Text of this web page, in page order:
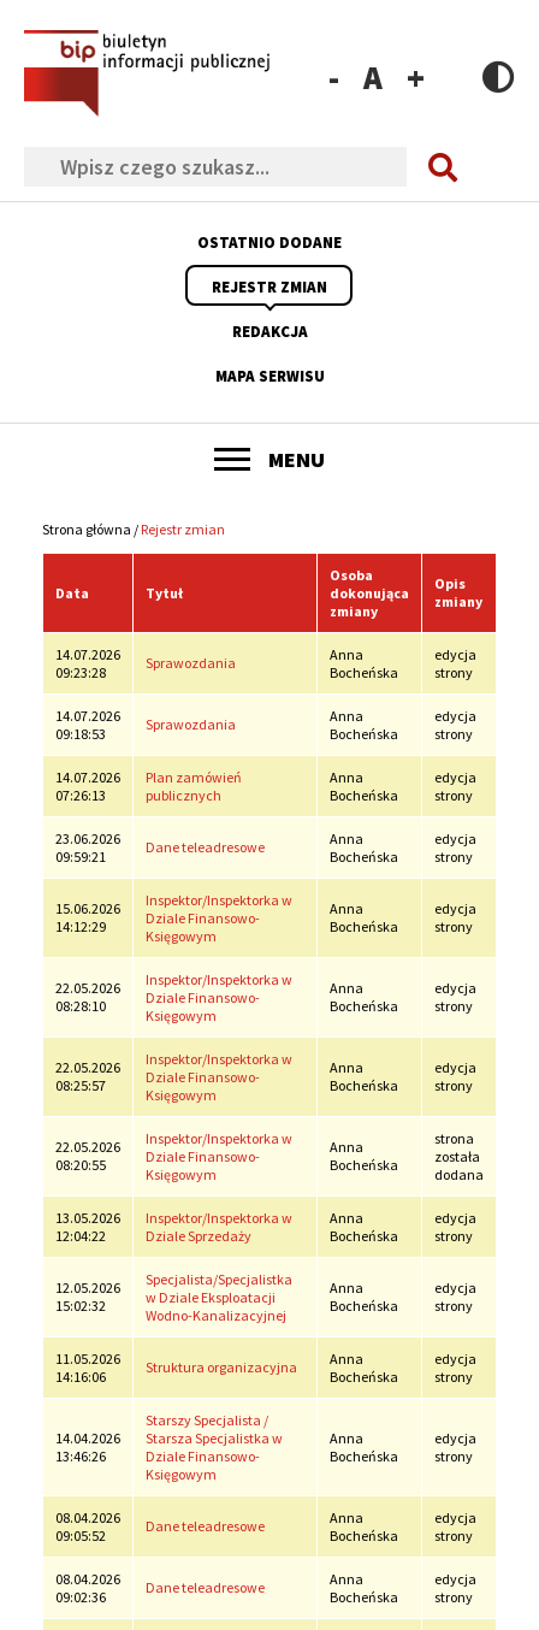
Przejdź
menu
Przejdź
treści
Przejdź
wyszukiwania
Przejdź
stopki
Szukaj
czcionkiczcionki
OSTATNIO DODANE
REJESTR ZMIAN
REDAKCJA
MAPA SERWISU
menu
POKAŻ
MENU
Ścieżka
nawigacyjna
Strona główna Rejestr zmian
Data Tytuł
Osoba
dokonująca
zmiany
Opis
zmiany
14.07.2026
09:23:28
Sprawozdania
Anna
Bocheńska
edycja
strony
14.07.2026
09:18:53
Sprawozdania
Anna
Bocheńska
edycja
strony
14.07.2026
07:26:13
Plan zamówień
publicznych
Anna
Bocheńska
edycja
strony
23.06.2026
09:59:21
Dane teleadresowe
Anna
Bocheńska
edycja
strony
15.06.2026
14:12:29
Inspektor/Inspektorka w
Dziale Finansowo-
Księgowym
Anna
Bocheńska
edycja
strony
22.05.2026
08:28:10
Inspektor/Inspektorka w
Dziale Finansowo-
Księgowym
Anna
Bocheńska
edycja
strony
22.05.2026
08:25:57
Inspektor/Inspektorka w
Dziale Finansowo-
Księgowym
Anna
Bocheńska
edycja
strony
22.05.2026
08:20:55
Inspektor/Inspektorka w
Dziale Finansowo-
Księgowym
Anna
Bocheńska
strona
została
dodana
13.05.2026
12:04:22
Inspektor/Inspektorka w
Dziale Sprzedaży
Anna
Bocheńska
edycja
strony
12.05.2026
15:02:32
Specjalista/Specjalistka
w Dziale Eksploatacji
Wodno-Kanalizacyjnej
Anna
Bocheńska
edycja
strony
11.05.2026
14:16:06
Struktura organizacyjna
Anna
Bocheńska
edycja
strony
14.04.2026
13:46:26
Starszy Specjalista /
Starsza Specjalistka w
Dziale Finansowo-
Księgowym
Anna
Bocheńska
edycja
strony
08.04.2026
09:05:52
Dane teleadresowe
Anna
Bocheńska
edycja
strony
08.04.2026
09:02:36
Dane teleadresowe
Anna
Bocheńska
edycja
strony